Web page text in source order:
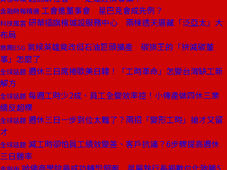
金融時報精選 工會進董事會 星巴克會成先例？
科技風雲 研華插旗檳城設服務中心 兩棟透天厝藏「泛亞太」大
布局
商周ESG 氣候英雄竟改挺石油巨頭擴產 碳排王的「拚減碳董
事」怎麼了
全球話題 週休三日席捲歐美日韓！「工時革命」怎變台灣缺工新
解方
全球話題 每週工時少2成、員工全變效率控！小傳產做四休三業
績反超標
全球話題 週休三日一步到位太難了？兩招「變形工時」搶才又留
才
全球話題 減工時卻怕員工績效變差、客戶抗議？6步驟提高週休
三日勝率